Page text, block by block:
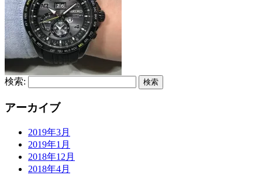
検索:
アーカイブ
2019年3月
2019年1月
2018年12月
2018年4月